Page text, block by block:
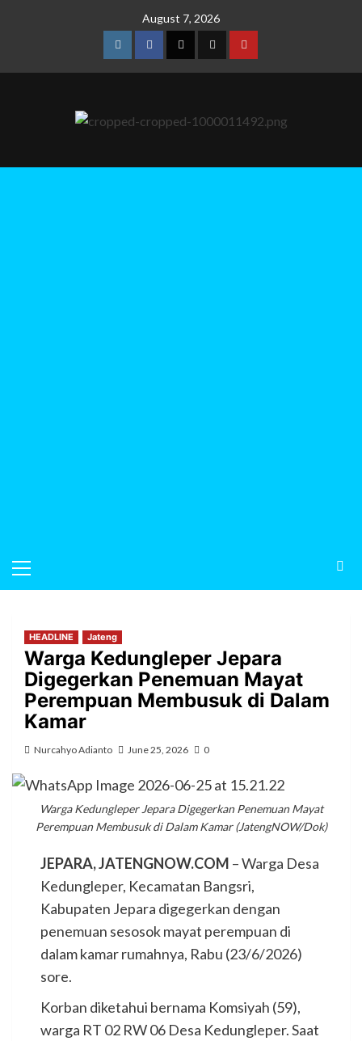
August 7, 2026
HEADLINE Jateng
Warga Kedungleper Jepara
Digegerkan Penemuan Mayat
Perempuan Membusuk di Dalam
Kamar
Nurcahyo Adianto June 25, 2026 0
Warga Kedungleper Jepara Digegerkan Penemuan Mayat
Perempuan Membusuk di Dalam Kamar (JatengNOW/Dok)
JEPARA, JATENGNOW.COM – Warga Desa
Kedungleper, Kecamatan Bangsri,
Kabupaten Jepara digegerkan dengan
penemuan sesosok mayat perempuan di
dalam kamar rumahnya, Rabu (23/6/2026)
sore.
Korban diketahui bernama Komsiyah (59),
warga RT 02 RW 06 Desa Kedungleper. Saat